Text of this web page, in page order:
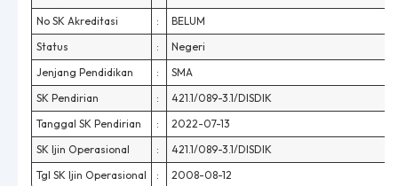
No SK Akreditasi
:
BELUM
Status
:
Negeri
Jenjang Pendidikan
:
SMA
SK Pendirian
:
421.1/089-3.1/DISDIK
Tanggal SK Pendirian
:
2022-07-13
SK Ijin Operasional
:
421.1/089-3.1/DISDIK
Tgl SK Ijin Operasional
: 2008-08-12